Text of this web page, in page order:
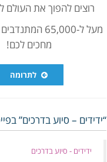
רוצים להפוך את העולם
מעל ל-65,000
מחכים לכם!
לתרומה
“ידידים – סיוע בדרכים”
‏ידידים - סיוע בדרכים